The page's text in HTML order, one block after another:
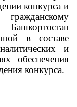
конкурса и
в составе
и
обеспечения
конкурса.